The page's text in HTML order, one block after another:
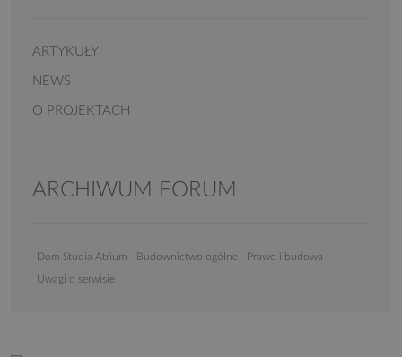
ARTYKUŁY
NEWS
O PROJEKTACH
ARCHIWUM FORUM
Dom Studia Atrium Budownictwo ogólne Prawo i budowa
Uwagi o serwisie